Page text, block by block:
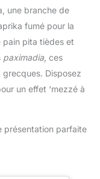
: un
votre
de la
Il est
lave-
PRIX :
de
à notre
une branche de
fumé pour la
pain pita tièdes et
paximadia , ces
Disposez
un effet ‘mezzé à
présentation parfaite